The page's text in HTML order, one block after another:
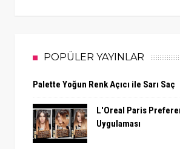
POPÜLER YAYINLAR
Palette Yoğun Renk Açıcı ile Sarı Saç
L'Oreal Paris
Uygulaması